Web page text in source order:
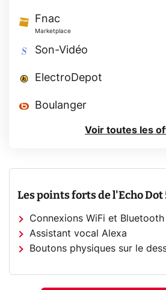
Fnac
Marketplace
Son-Vidéo
ElectroDepot
Boulanger
Voir toutes les
Les points forts de l'Echo Dot
Connexions WiFi et Bluetooth
Assistant vocal Alexa
Boutons physiques sur le